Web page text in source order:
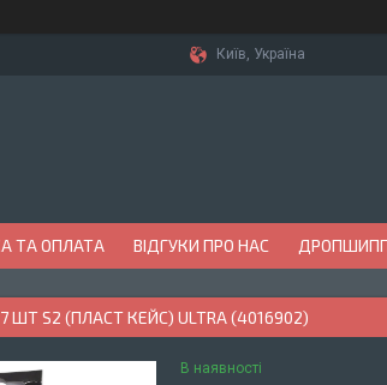
Київ, Україна
ТА ОПЛАТА ВІДГУКИ ПРО НАС
ШТ S2 (ПЛАСТ КЕЙС) ULTRA (4016902)
В наявності